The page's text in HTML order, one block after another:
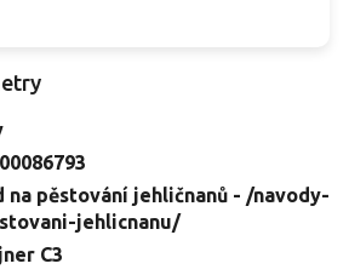
na pěstování jehličnanů - /navody-
jehlicnanu/
C3